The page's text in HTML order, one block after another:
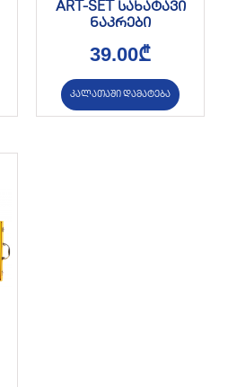
ART-SET სახატავი
ნაკრები
39.00₾
კალათაში დამატება